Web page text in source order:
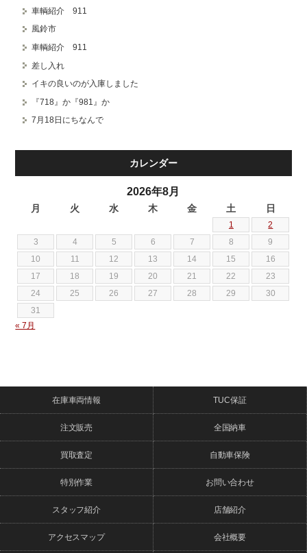
車輌紹介 911
風鈴市
車輌紹介 911
差し入れ
イキの良いのが入庫しました
『718』か『981』か
7月18日にちなんで
カレンダー
2026年8月
月 火 水 木 金 土 日
1
2
3
4 5 6 7 8
9
10
11 12 13 14 15
16
17
18 19 20 21 22
23
24
25 26 27 28 29
30
31
« 7月
在庫車両情報 TUC保証
注文販売 全国納車
買取査定 自動車保険
特別作業 お問い合わせ
スタッフ紹介 店舗紹介
アクセスマップ 会社概要